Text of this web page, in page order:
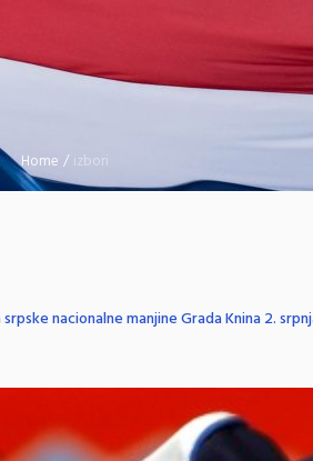
Home /izbori
nacionalne manjine Grada Knina 2.